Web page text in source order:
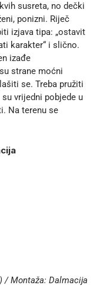
susreta, no dečki
ponizni. Riječ
izjava tipa: „ostavit
karakter“ i slično.
izađe
strane moćni
se. Treba pružiti
vrijedni pobjede u
Na terenu se
/ Montaža: Dalmacija